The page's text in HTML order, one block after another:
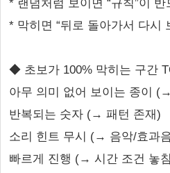
* 랜덤처럼 보이면 “규칙”이 반
* 막히면 “뒤로 돌아가서 다시
◆ 초보가 100% 막히는 구간
아무 의미 없어 보이는 종이
반복되는 숫자 (→ 패턴 존재)
소리 힌트 무시 (→ 음악/효과
빠르게 진행 (→ 시간 조건 놓